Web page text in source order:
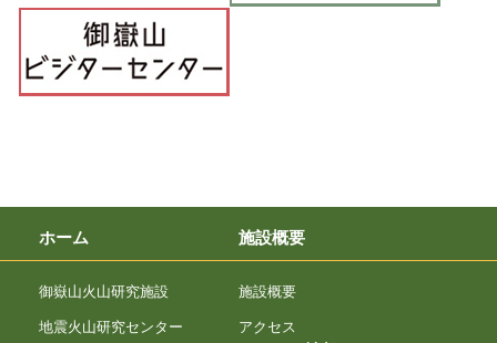
ホーム
御嶽山火山研究施設
地震火山研究センター
施設概要
施設概要
アクセス